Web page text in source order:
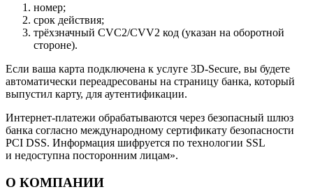
номер;
срок действия;
трёхзначный CVC2/CVV2 код (указан на оборотной
стороне).
Если ваша карта подключена к услуге 3D-Secure, вы будете
автоматически переадресованы на страницу банка, который
выпустил карту, для аутентификации.
Интернет-платежи обрабатываются через безопасный шлюз
банка согласно международному сертификату безопасности
PCI DSS. Информация шифруется по технологии SSL
и недоступна посторонним лицам».
О КОМПАНИИ